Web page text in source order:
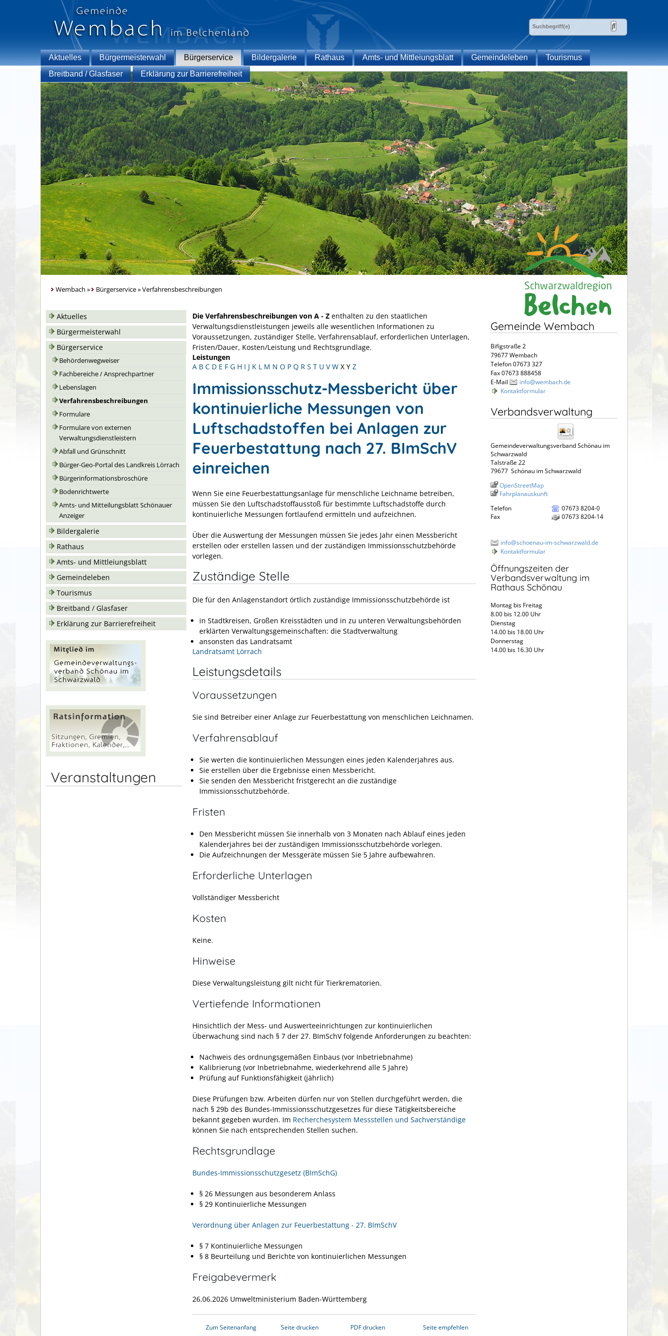
Aktuelles Bürgermeisterwahl Bürgerservice Bildergalerie Rathaus Amts- und Mittleiungsblatt Gemeindeleben
Tourismus
Breitband / Glasfaser
Erklärung zur Barrierefreiheit
Wembach » Bürgerservice»Verfahrensbeschreibungen
Aktuelles
Bürgermeisterwahl
Bürgerservice
Behördenwegweiser
Fachbereiche / Ansprechpartner
Lebenslagen
Verfahrensbeschreibungen
Formulare
Formulare von externen
Verwaltungsdienstleistern
Abfall und Grünschnitt
Bürger-Geo-Portal des Landkreis Lörrach
Bürgerinformationsbroschüre
Bodenrichtwerte
Amts- und Mitteilungsblatt Schönauer
Anzeiger
Bildergalerie
Rathaus
Amts- und Mittleiungsblatt
Gemeindeleben
Tourismus
Breitband / Glasfaser
Erklärung zur Barrierefreiheit
Veranstaltungen
Die Verfahrensbeschreibungen von A - Z enthalten zu den staatlichen
Verwaltungsdienstleistungen jeweils alle wesentlichen Informationen zu
Voraussetzungen, zuständiger Stelle, Verfahrensablauf, erforderlichen Unterlagen,
Fristen/Dauer, Kosten/Leistung und Rechtsgrundlage.
Leistungen
A B C D E F G H I J K L M N O P Q R S T U V W X Y Z
Immissionsschutz-Messbericht über
kontinuierliche Messungen von
Luftschadstoffen bei Anlagen zur
Feuerbestattung nach 27. BImSchV
einreichen
Wenn Sie eine Feuerbestattungsanlage für menschliche Leichname betreiben,
müssen Sie den Luftschadstoffausstoß für bestimmte Luftschadstoffe durch
kontinuierliche Messungen fortlaufend ermitteln und aufzeichnen.
Über die Auswertung der Messungen müssen Sie jedes Jahr einen Messbericht
erstellen oder erstellen lassen und der zuständigen Immissionsschutzbehörde
vorlegen.
Zuständige Stelle
Die für den Anlagenstandort örtlich zuständige Immissionsschutzbehörde ist
in Stadtkreisen, Großen Kreisstädten und in zu unteren Verwaltungsbehörden
erklärten Verwaltungsgemeinschaften: die Stadtverwaltung
ansonsten das Landratsamt
Landratsamt Lörrach
Leistungsdetails
Voraussetzungen
Sie sind Betreiber einer Anlage zur Feuerbestattung von menschlichen Leichnamen.
Verfahrensablauf
Sie werten die kontinuierlichen Messungen eines jeden Kalenderjahres aus.
Sie erstellen über die Ergebnisse einen Messbericht.
Sie senden den Messbericht fristgerecht an die zuständige
Immissionsschutzbehörde.
Fristen
Den Messbericht müssen Sie innerhalb von 3 Monaten nach Ablauf eines jeden
Kalenderjahres bei der zuständigen Immissionsschutzbehörde vorlegen.
Die Aufzeichnungen der Messgeräte müssen Sie 5 Jahre aufbewahren.
Erforderliche Unterlagen
Vollständiger Messbericht
Kosten
Keine.
Hinweise
Diese Verwaltungsleistung gilt nicht für Tierkrematorien.
Vertiefende Informationen
Hinsichtlich der Mess- und Auswerteeinrichtungen zur kontinuierlichen
Überwachung sind nach § 7 der 27. BImSchV folgende Anforderungen zu beachten:
Nachweis des ordnungsgemäßen Einbaus (vor Inbetriebnahme)
Kalibrierung (vor Inbetriebnahme, wiederkehrend alle 5 Jahre)
Prüfung auf Funktionsfähigkeit (jährlich)
Diese Prüfungen bzw. Arbeiten dürfen nur von Stellen durchgeführt werden, die
nach § 29b des Bundes-Immissionsschutzgesetzes für diese Tätigkeitsbereiche
bekannt gegeben wurden. Im Recherchesystem Messstellen und Sachverständige
können Sie nach entsprechenden Stellen suchen.
Rechtsgrundlage
Bundes-Immissionsschutzgesetz (BImSchG)
§ 26 Messungen aus besonderem Anlass
§ 29 Kontinuierliche Messungen
Verordnung über Anlagen zur Feuerbestattung - 27. BImSchV
§ 7 Kontinuierliche Messungen
§ 8 Beurteilung und Berichte von kontinuierlichen Messungen
Freigabevermerk
26.06.2026 Umweltministerium Baden-Württemberg
Zum Seitenanfang Seite drucken PDF drucken Seite empfehlen
Gemeinde Wembach
Bifigstraße 2
79677 Wembach
Telefon 07673 327
Fax 07673 888458
E-Mail
info@wembach.de
Kontaktformular
Verbandsverwaltung
Gemeindeverwaltungsverband Schönau im
Schwarzwald
Talstraße 22
79677 Schönau im Schwarzwald
OpenStreetMap
Fahrplanauskunft
Telefon
07673 8204-0
Fax
07673 8204-14
info@schoenau-im-schwarzwald.de
Kontaktformular
Öffnungszeiten der
Verbandsverwaltung im
Rathaus Schönau
Montag bis Freitag
8.00 bis 12.00 Uhr
Dienstag
14.00 bis 18.00 Uhr
Donnerstag
14.00 bis 16.30 Uhr